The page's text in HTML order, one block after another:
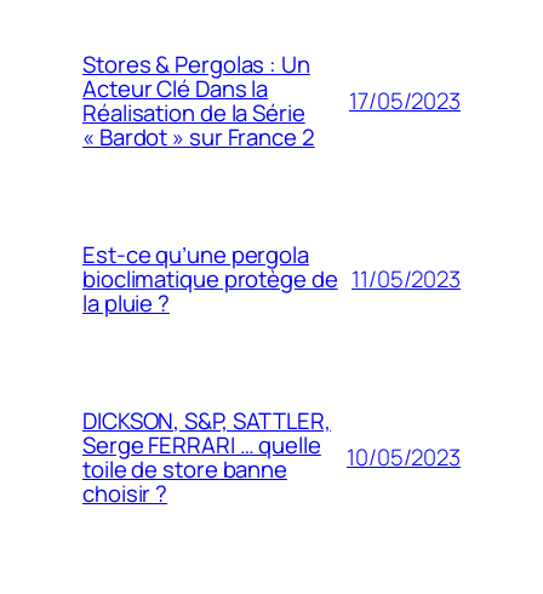
Stores & Pergolas : Un
Acteur Clé Dans la
Réalisation de la Série
« Bardot » sur France 2
17/05/2023
Est-ce qu’une pergola
bioclimatique protège de
la pluie ?
11/05/2023
DICKSON, S&P, SATTLER,
Serge FERRARI … quelle
toile de store banne
choisir ?
10/05/2023